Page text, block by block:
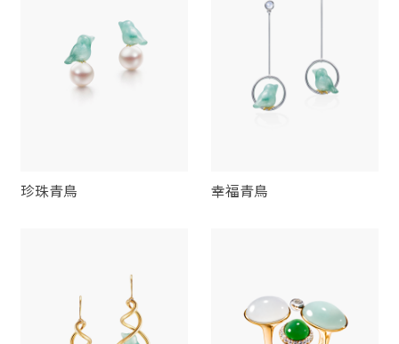
珍珠青鳥 幸福青鳥